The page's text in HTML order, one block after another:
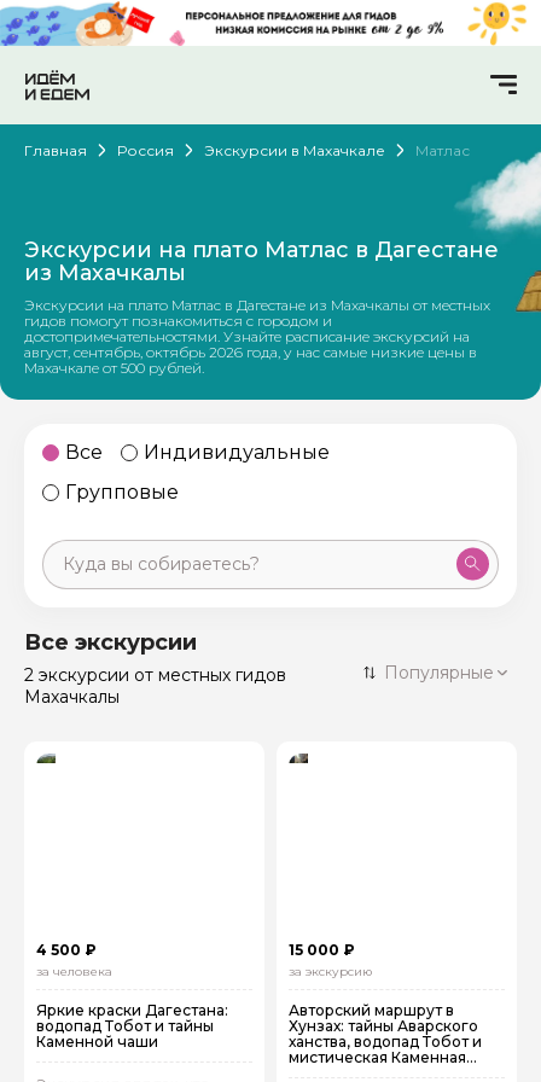
Главная Россия Экскурсии в Махачкале Матлас
Экскурсии на плато Матлас в Дагестане
из Махачкалы
Экскурсии на плато Матлас в Дагестане из Махачкалы от местных
гидов помогут познакомиться с городом и
достопримечательностями. Узнайте расписание экскурсий на
август, сентябрь, октябрь 2026 года, у нас самые низкие цены в
Махачкале от 500 рублей.
Все
Индивидуальные
Групповые
Санкт-Петербург
Россия
50 экскурсий
Все экскурсии
2 экскурсии от местных гидов
Махачкалы
Популярные
4 500 ₽
за человека
Яркие краски Дагестана:
водопад Тобот и тайны
Каменной чаши
15 000 ₽
за экскурсию
Авторский маршрут в
Хунзах: тайны Аварского
ханства, водопад Тобот и
мистическая Каменная
чаша